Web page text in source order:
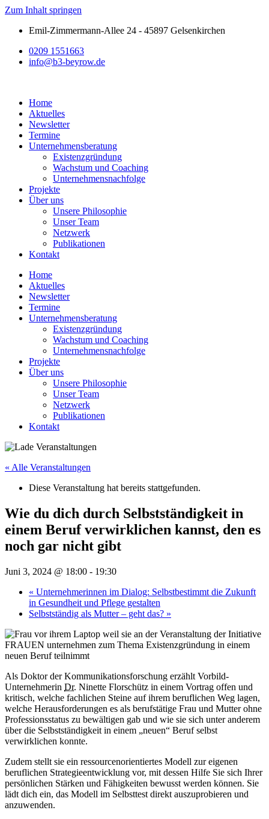
Zum Inhalt springen
Emil-Zimmermann-Allee 24 - 45897 Gelsenkirchen
0209 1551663
info@b3-beyrow.de
Home
Aktuelles
Newsletter
Termine
Unternehmensberatung
Existenzgründung
Wachstum und Coaching
Unternehmensnachfolge
Projekte
Über uns
Unsere Philosophie
Unser Team
Netzwerk
Publikationen
Kontakt
Home
Aktuelles
Newsletter
Termine
Unternehmensberatung
Existenzgründung
Wachstum und Coaching
Unternehmensnachfolge
Projekte
Über uns
Unsere Philosophie
Unser Team
Netzwerk
Publikationen
Kontakt
« Alle Veranstaltungen
Diese Veranstaltung hat bereits stattgefunden.
Wie du dich durch Selbstständigkeit in
einem Beruf verwirklichen kannst, den es
noch gar nicht gibt
Juni 3, 2024 @ 18:00 - 19:30
« Unternehmerinnen im Dialog: Selbstbestimmt die Zukunft
in Gesundheit und Pflege gestalten
Selbstständig als Mutter – geht das? »
Als Doktor der Kommunikationsforschung erzählt Vorbild-
Unternehmerin Dr. Ninette Florschütz in einem Vortrag offen und
kritisch, welche fachlichen Steine auf ihrem beruflichen Weg lagen,
welche Herausforderungen es als berufstätige Frau und Mutter ohne
Professionsstatus zu bewältigen gab und wie sie sich unter anderem
über die Selbstständigkeit in einem „neuen“ Beruf selbst
verwirklichen konnte.
Zudem stellt sie ein ressourcenorientiertes Modell zur eigenen
beruflichen Strategieentwicklung vor, mit dessen Hilfe Sie sich Ihrer
persönlichen Stärken und Fähigkeiten bewusst werden können. Sie
lädt dich ein, das Modell im Selbsttest direkt auszuprobieren und
anzuwenden.